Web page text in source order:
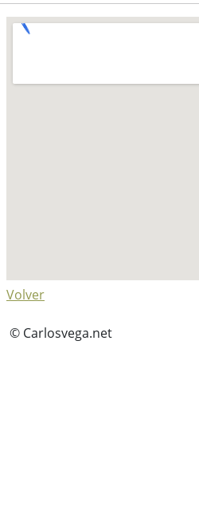
Volver
© Carlosvega.net